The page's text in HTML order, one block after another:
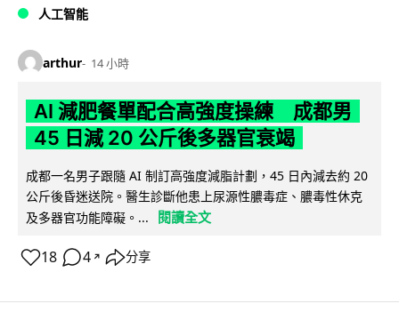
人工智能
arthur 14 小時
AI 減肥餐單配合高強度操練 成都男
45 日減 20 公斤後多器官衰竭
成都一名男子跟隨 AI 制訂高強度減脂計劃，45 日內減去約 20
公斤後昏迷送院。醫生診斷他患上尿源性膿毒症、膿毒性休克
及多器官功能障礙。...
閱讀全文
18 4 ↗ 分享